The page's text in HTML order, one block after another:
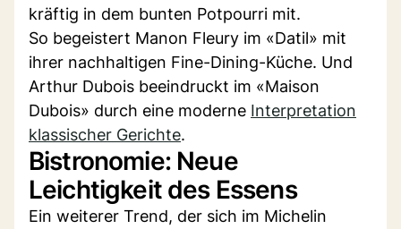
kräftig in dem bunten Potpourri mit.
So begeistert Manon Fleury im «Datil» mit
ihrer nachhaltigen Fine-Dining-Küche. Und
Arthur Dubois beeindruckt im «Maison
Dubois» durch eine moderne Interpretation
klassischer Gerichte.
Bistronomie: Neue
Leichtigkeit des Essens
Ein weiterer Trend, der sich im Michelin